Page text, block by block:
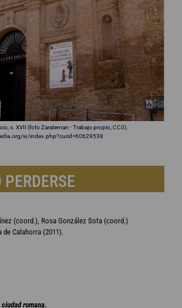
s. XVII (foto Zarateman - Trabajo propio, CC0).
w/index.php?curid=60629538
(coord.), Rosa González Sota (coord.)
Calahorra (2011).
romana.